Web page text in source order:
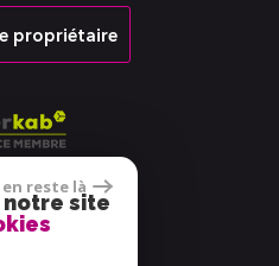
propriétaire
38 avis
en reste là
notre site